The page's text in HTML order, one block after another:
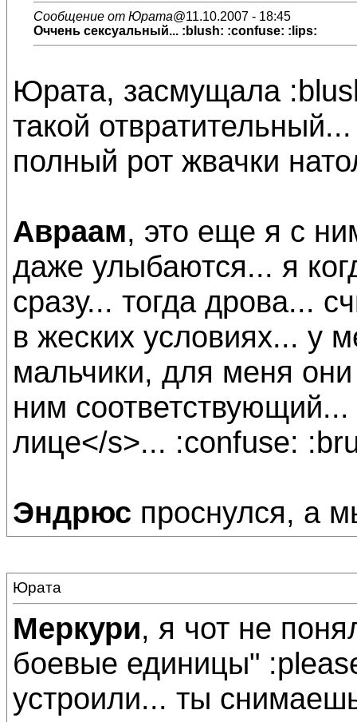
Сообщение от Юрата@11.10.2007 - 18:45
Оччень сексуальный... :blush: :confuse: :lips:
Юрата, засмущала
такой
полный рот жвачки
Авраам, это еще я с
даже улыбаются... я
сразу... тогда дрова...
в жеских условиях... у
мальчики, для меня
ним соответствующий...
лице</s>... :confuse:
Эндрюс проснулся, а
Юрата
Меркури, я чот не
боевые единицы"
устроили... ты